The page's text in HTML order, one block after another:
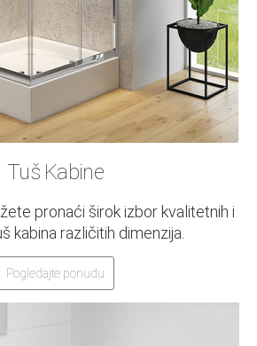
Tuš Kabine
pronaći širok izbor kvalitetnih i
kabina različitih dimenzija.
Pogledajte ponudu